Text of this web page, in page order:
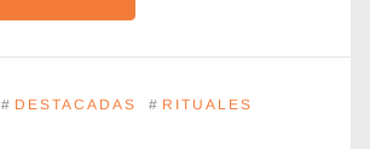
# DESTACADAS # RITUALES